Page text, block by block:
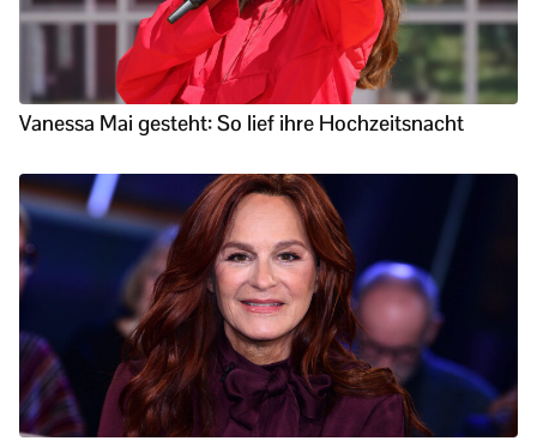
Vanessa Mai gesteht: So lief ihre Hochzeitsnacht